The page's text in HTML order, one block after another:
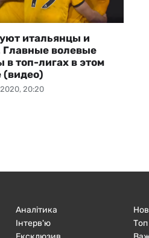
20:20
итальянцы и
Главные волевые
в топ-лигах в этом
(видео)
Аналітика
Інтерв'ю
Топ